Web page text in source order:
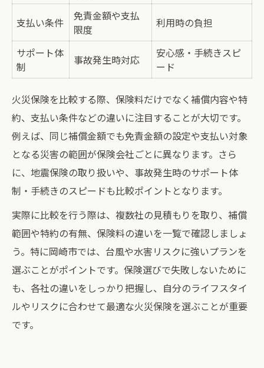
支払い条件
免責金額や支払
限度
利用時の負担
サポート体
制
事故発生時対応
安心感・手続きスピ
ード
火災保険を比較する際、保険料だけでなく補償内容や特
約、支払い条件などの違いに注目することが大切です。
例えば、同じ補償金額でも免責金額の設定や支払い対象
となる災害の範囲が保険会社ごとに異なります。さら
に、地震保険の取り扱いや、事故発生時のサポート体
制・手続きのスピードも比較ポイントとなります。
実際に比較を行う際は、複数社の見積もりを取り、補償
範囲や特約の有無、保険料の違いを一覧で確認しましょ
う。特に岡崎市では、台風や水害リスクに強いプランを
選ぶことがポイントです。保険選びで失敗しないために
も、各社の違いをしっかり把握し、自分のライフスタイ
ルやリスクに合わせて最適な火災保険を選ぶことが重要
です。